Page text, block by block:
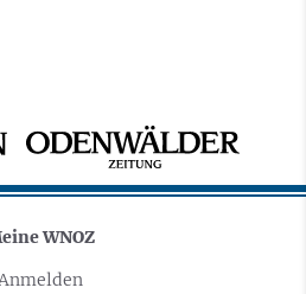
WNOZ
Anmelden